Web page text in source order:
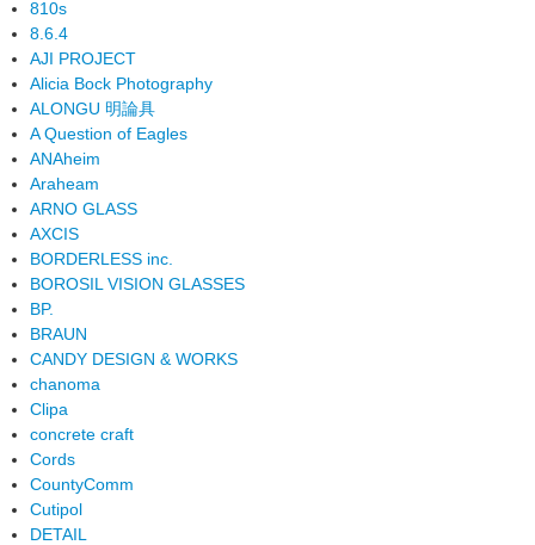
810s
8.6.4
AJI PROJECT
Alicia Bock Photography
ALONGU 明論具
A Question of Eagles
ANAheim
Araheam
ARNO GLASS
AXCIS
BORDERLESS inc.
BOROSIL VISION GLASSES
BP.
BRAUN
CANDY DESIGN & WORKS
chanoma
Clipa
concrete craft
Cords
CountyComm
Cutipol
DETAIL